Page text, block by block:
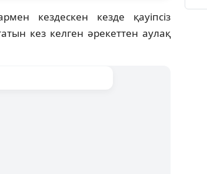
кездескен кезде қауіпсіз
кез келген әрекеттен аулақ